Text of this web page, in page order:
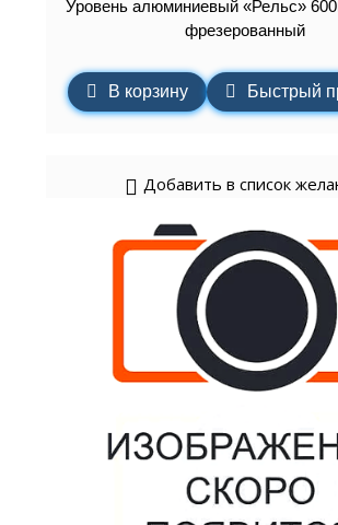
Уровень алюминиевый «Рельс»
фрезерованный
В корзину Быстрый
Добавить в список